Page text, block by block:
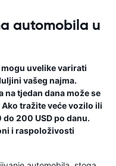
automobila u
uvelike varirati
vašeg najma.
na tjedan dana može se
tražite veće vozilo ili
200 USD po danu.
i raspoloživosti